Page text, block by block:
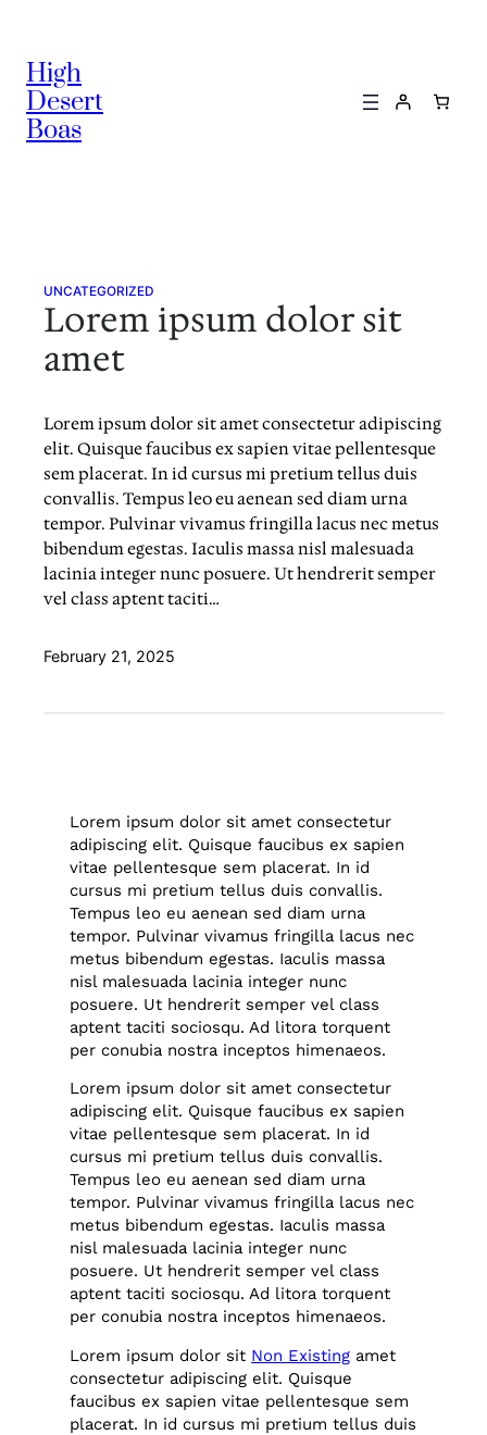
content
High
Desert
Boas
UNCATEGORIZED
Lorem ipsum dolor sit
amet
Lorem ipsum dolor sit amet consectetur adipiscing
elit. Quisque faucibus ex sapien vitae pellentesque
sem placerat. In id cursus mi pretium tellus duis
convallis. Tempus leo eu aenean sed diam urna
tempor. Pulvinar vivamus fringilla lacus nec metus
bibendum egestas. Iaculis massa nisl malesuada
lacinia integer nunc posuere. Ut hendrerit semper
vel class aptent taciti…
February 21, 2025
Lorem ipsum dolor sit amet consectetur
adipiscing elit. Quisque faucibus ex sapien
vitae pellentesque sem placerat. In id
cursus mi pretium tellus duis convallis.
Tempus leo eu aenean sed diam urna
tempor. Pulvinar vivamus fringilla lacus nec
metus bibendum egestas. Iaculis massa
nisl malesuada lacinia integer nunc
posuere. Ut hendrerit semper vel class
aptent taciti sociosqu. Ad litora torquent
per conubia nostra inceptos himenaeos.
Lorem ipsum dolor sit amet consectetur
adipiscing elit. Quisque faucibus ex sapien
vitae pellentesque sem placerat. In id
cursus mi pretium tellus duis convallis.
Tempus leo eu aenean sed diam urna
tempor. Pulvinar vivamus fringilla lacus nec
metus bibendum egestas. Iaculis massa
nisl malesuada lacinia integer nunc
posuere. Ut hendrerit semper vel class
aptent taciti sociosqu. Ad litora torquent
per conubia nostra inceptos himenaeos.
Lorem ipsum dolor sit Non Existing amet
consectetur adipiscing elit. Quisque
faucibus ex sapien vitae pellentesque sem
placerat. In id cursus mi pretium tellus duis